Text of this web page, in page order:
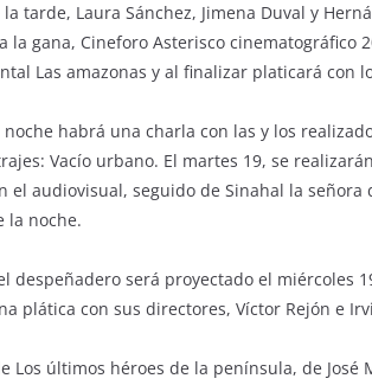
tarde, Laura Sánchez, Jimena Duval y
la gana, Cineforo Asterisco cinematográfico
Las amazonas y al finalizar platicará con
habrá una charla con las y los
Vacío urbano. El martes 19, se
el audiovisual, seguido de Sinahal la señora
la noche.
despeñadero será proyectado el miércoles
plática con sus directores, Víctor Rejón e
Los últimos héroes de la península, de José